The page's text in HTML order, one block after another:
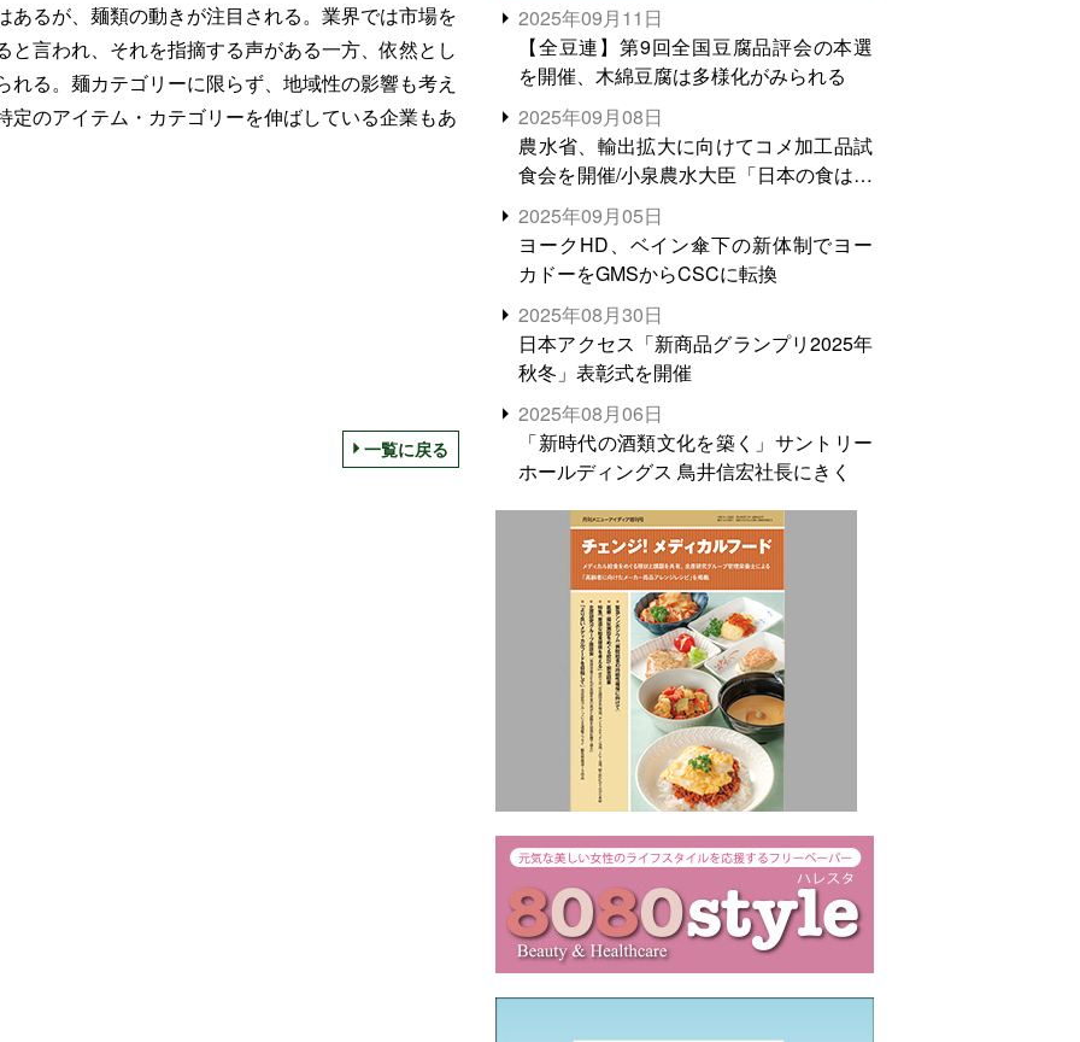
るが、麺類の動きが注目される。業界では市場を
言われ、それを指摘する声がある一方、依然とし
る。麺カテゴリーに限らず、地域性の影響も考え
のアイテム・カテゴリーを伸ばしている企業もあ
一覧に戻る
2025年09月11日
【全豆連】第9回全国豆腐品評会の本選
を開催、木綿豆腐は多様化がみられる
2025年09月08日
農水省、輸出拡大に向けてコメ加工品試
食会を開催/小泉農水大臣「日本の食は世
界でトップをとれる。米増産に向けて、
米輸出需要の拡大を」
2025年09月05日
ヨークHD、ベイン傘下の新体制でヨー
カドーをGMSからCSCに転換
2025年08月30日
日本アクセス「新商品グランプリ2025年
秋冬」表彰式を開催
2025年08月06日
「新時代の酒類文化を築く」サントリー
ホールディングス 鳥井信宏社長にきく